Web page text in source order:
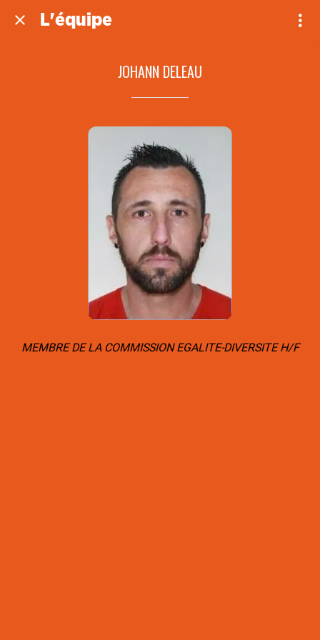
L'équipe
JOHANN DELEAU
MEMBRE DE LA COMMISSION EGALITE-DIVERSITE H/F